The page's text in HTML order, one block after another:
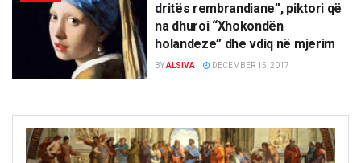
dritës rembrandiane”, piktori që
na dhuroi “Xhokondën
holandeze” dhe vdiq në mjerim
BYALSIVA DECEMBER 15, 2017